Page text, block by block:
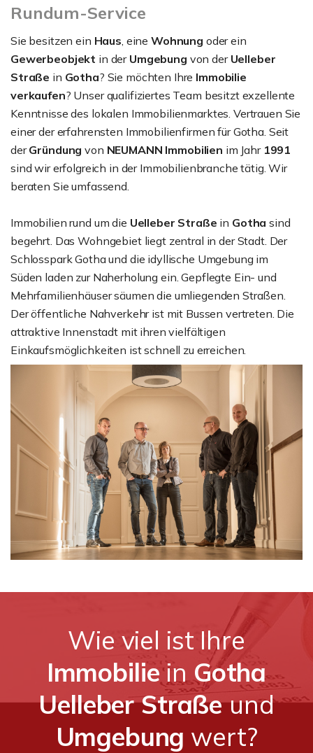
Rundum-Service
Sie besitzen ein Haus, eine Wohnung oder ein
Gewerbeobjekt in der Umgebung von der Uelleber
Straße in Gotha? Sie möchten Ihre Immobilie
verkaufen? Unser qualifiziertes Team besitzt exzellente
Kenntnisse des lokalen Immobilienmarktes. Vertrauen Sie
einer der erfahrensten Immobilienfirmen für Gotha. Seit
derGründungvon NEUMANN Immobilien im Jahr 1991
sind wir erfolgreich in der Immobilienbranche tätig. Wir
beraten Sie umfassend.
Immobilien rund um die Uelleber Straße in Gothasind
begehrt. Das Wohngebiet liegt zentral in der Stadt. Der
Schlosspark Gotha und die idyllische Umgebung im
Süden laden zur Naherholung ein. Gepflegte Ein- und
Mehrfamilienhäuser säumen die umliegenden Straßen.
Der öffentliche Nahverkehr ist mit Bussen vertreten. Die
attraktive Innenstadt mit ihren vielfältigen
Einkaufsmöglichkeiten ist schnell zu erreichen.
Wie viel ist Ihre
Immobiliein Gotha
Uelleber Straßeund
Umgebung wert?